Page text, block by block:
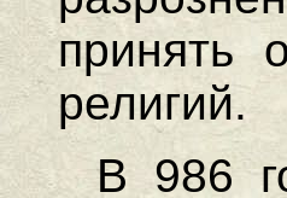
принять
религий.
В 986